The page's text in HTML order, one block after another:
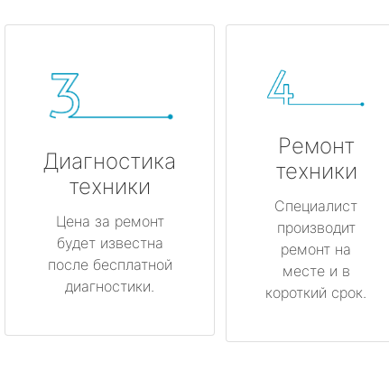
Диагностика
техники
Цена за ремонт
будет известна
после бесплатной
диагностики.
Ремонт
техники
Специалист
производит
ремонт на
месте и в
короткий срок.